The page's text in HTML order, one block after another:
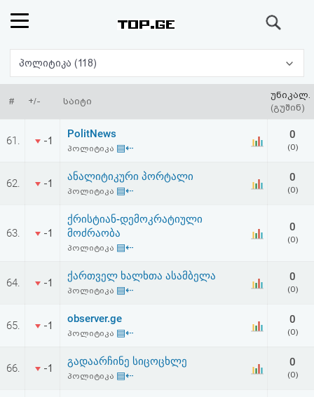
რეიტინგი
(მთავარი)
ფოსტა
პასუხი
ავტორიზაცია
პაროლის
აღდგენა
HTML
პოლიტიკა (118)
# +/- საიტი
უნიკალ.
(გუშინ)
61. -1
PolitNews
პოლიტიკა ▤⇠
0
(0)
62. -1
ანალიტიკური პორტალი
პოლიტიკა ▤⇠
0
(0)
63. -1
ქრისტიან-დემოკრატიული
მოძრაობა
პოლიტიკა ▤⇠
0
(0)
64. -1
ქართველ ხალხთა ასამბელა
პოლიტიკა ▤⇠
0
(0)
65. -1
observer.ge
პოლიტიკა ▤⇠
0
(0)
66. -1
გადაარჩინე სიცოცხლე
პოლიტიკა ▤⇠
0
(0)